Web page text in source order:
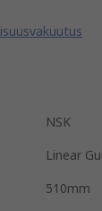
NSK
Linear
510mm